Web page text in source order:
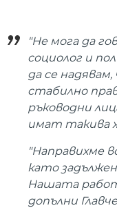
"Не мога да
социолог и
да се
стабилно
ръководни
имат такива
"Направихме
като
Нашата
допълни